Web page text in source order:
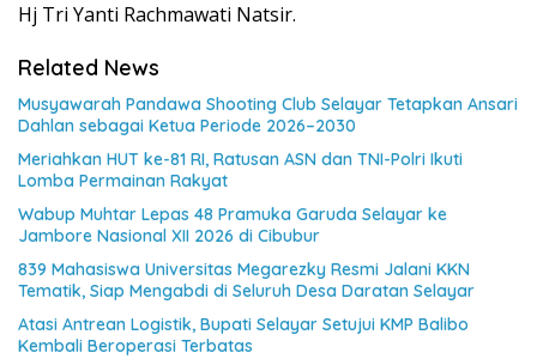
Hj Tri Yanti Rachmawati Natsir.
Related News
Musyawarah Pandawa Shooting Club Selayar Tetapkan Ansari
Dahlan sebagai Ketua Periode 2026–2030
Meriahkan HUT ke-81 RI, Ratusan ASN dan TNI-Polri Ikuti
Lomba Permainan Rakyat
Wabup Muhtar Lepas 48 Pramuka Garuda Selayar ke
Jambore Nasional XII 2026 di Cibubur
839 Mahasiswa Universitas Megarezky Resmi Jalani KKN
Tematik, Siap Mengabdi di Seluruh Desa Daratan Selayar
Atasi Antrean Logistik, Bupati Selayar Setujui KMP Balibo
Kembali Beroperasi Terbatas